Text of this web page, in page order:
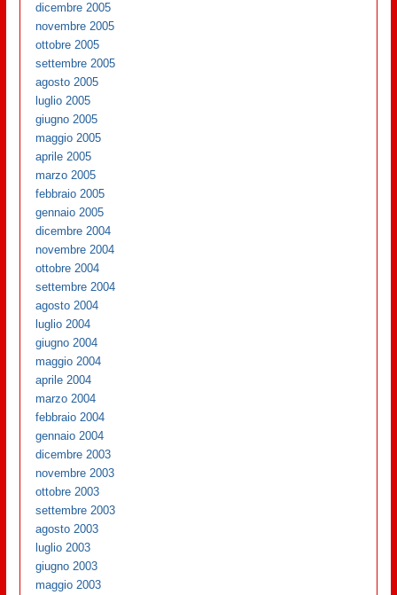
dicembre 2005
novembre 2005
ottobre 2005
settembre 2005
agosto 2005
luglio 2005
giugno 2005
maggio 2005
aprile 2005
marzo 2005
febbraio 2005
gennaio 2005
dicembre 2004
novembre 2004
ottobre 2004
settembre 2004
agosto 2004
luglio 2004
giugno 2004
maggio 2004
aprile 2004
marzo 2004
febbraio 2004
gennaio 2004
dicembre 2003
novembre 2003
ottobre 2003
settembre 2003
agosto 2003
luglio 2003
giugno 2003
maggio 2003